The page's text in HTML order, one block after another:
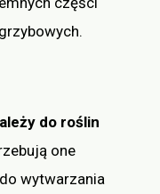
do roślin
one
wytwarzania